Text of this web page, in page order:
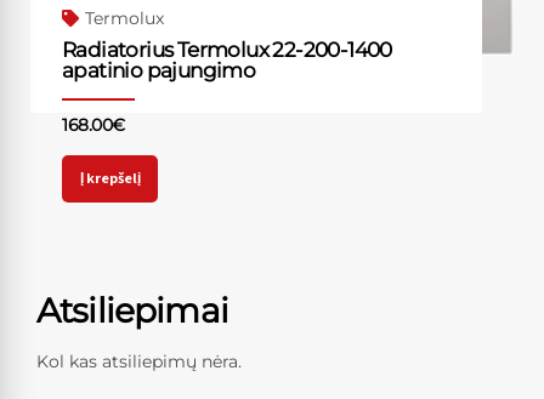
Termolux
Radiatorius Termolux 22-200-1400
apatinio pajungimo
168.00€
Į krepšelį
Atsiliepimai
Kol kas atsiliepimų nėra.